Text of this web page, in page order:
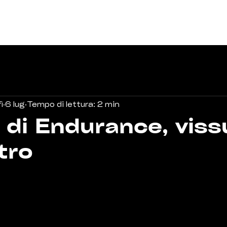
di Endurance,
6 lug Tempo di lettura: 2 min